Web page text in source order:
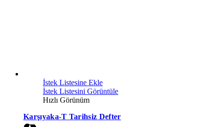
İstek Listesine Ekle
İstek Listesini Görüntüle
Hızlı Görünüm
Karşıyaka-T Tarihsiz Defter